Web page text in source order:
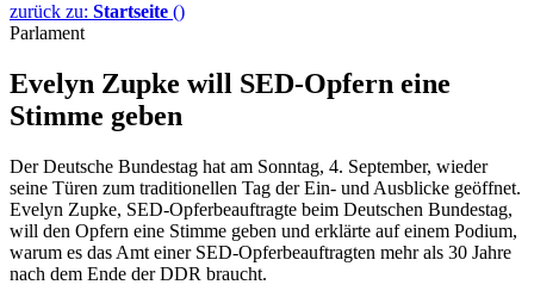
zurück zu: Startseite ()
Parlament
Evelyn Zupke will SED-Opfern eine
Stimme geben
Der Deutsche Bundestag hat am Sonntag, 4. September, wieder
seine Türen zum traditionellen Tag der Ein- und Ausblicke geöffnet.
Evelyn Zupke, SED-Opferbeauftragte beim Deutschen Bundestag,
will den Opfern eine Stimme geben und erklärte auf einem Podium,
warum es das Amt einer SED-Opferbeauftragten mehr als 30 Jahre
nach dem Ende der DDR braucht.